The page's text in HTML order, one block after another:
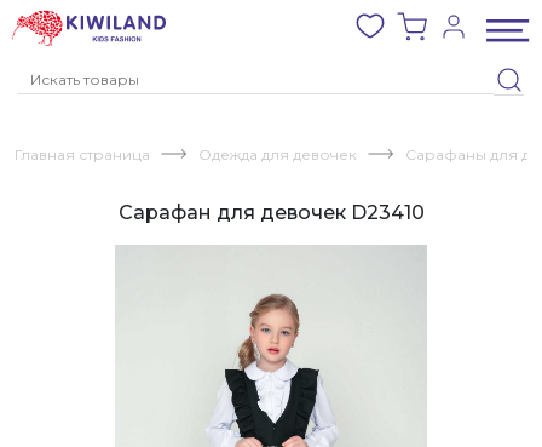
Главная страница Одежда для девочек Сарафаны для
Сарафан для девочек D23410